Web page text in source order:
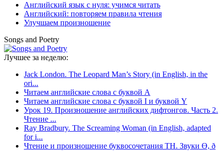
Английский язык с нуля: учимся читать
Английский: повторяем правила чтения
Улучшаем произношение
Songs and Poetry
Лучшее за неделю:
Jack London. The Leopard Man’s Story (in English, in the
ori...
Читаем английские слова с буквой A
Читаем английские слова с буквой I и буквой Y
Урок 19. Произношение английских дифтонгов. Часть 2.
Чтение ...
Ray Bradbury. The Screaming Woman (in English, adapted
for i...
Чтение и произношение буквосочетания TH. Звуки Ө, ð